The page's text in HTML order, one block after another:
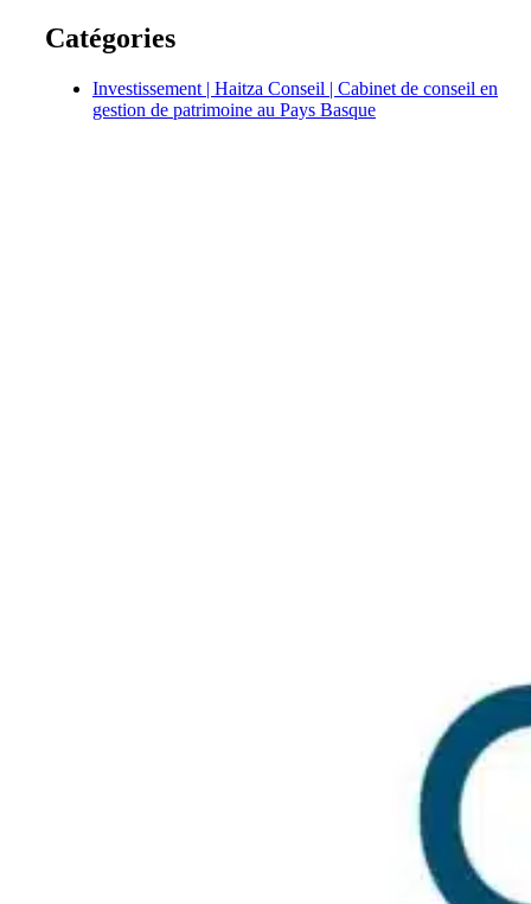
Catégories
Investissement | Haitza Conseil | Cabinet de conseil en
gestion de patrimoine au Pays Basque